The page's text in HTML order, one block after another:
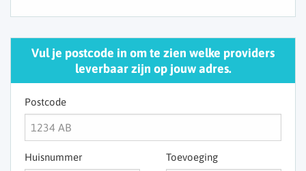
Vul je postcode in om te zien welke providers
leverbaar zijn op jouw adres.
Postcode
Huisnummer Toevoeging